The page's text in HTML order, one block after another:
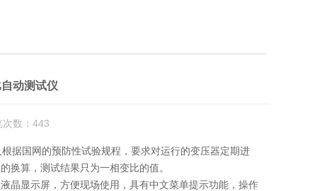
动测试仪
数：443
国网的预防性试验规程，要求对运行的变压器定期进
换算，测试结果只为一相变比的值。
晶显示屏，方便现场使用，具有中文菜单提示功能，操作